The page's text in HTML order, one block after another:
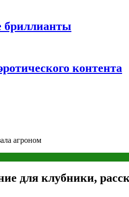
бриллианты
контента
агроном
для клубники,